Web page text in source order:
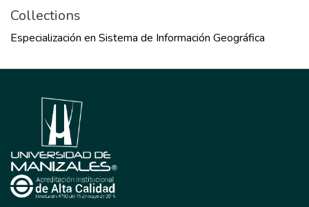
Collections
Especialización en Sistema de Información Geográfica